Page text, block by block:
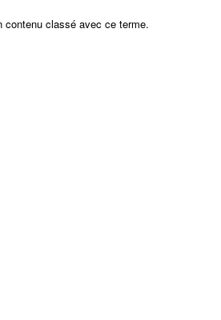
contenu classé avec ce terme.